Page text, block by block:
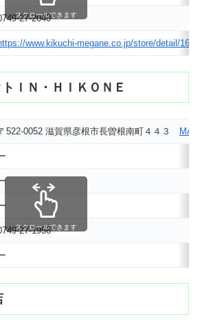
27-2040
www.kikuchi-megane.co.jp/store/detail/
スクロールできます
ＩＮ・ＨＩＫＯＮＥ
522-0052 滋賀県彦根市長曽根南町４４３ MAP
27-1956
スクロールできます